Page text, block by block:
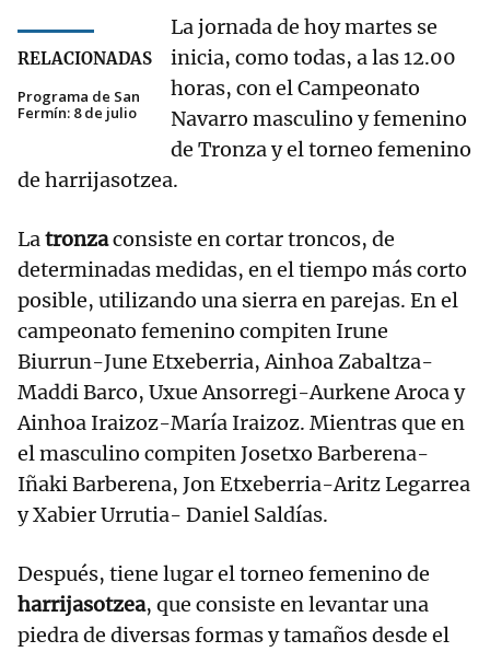
RELACIONADAS
Programa de San
Fermín: 8 de julio
La jornada de hoy martes se
inicia, como todas, a las 12.00
horas, con el Campeonato
Navarro masculino y femenino
de Tronza y el torneo femenino
de harrijasotzea.
Latronzaconsiste en cortar troncos, de
determinadas medidas, en el tiempo más corto
posible, utilizando una sierra en parejas. En el
campeonato femenino compiten Irune
Biurrun-June Etxeberria, Ainhoa Zabaltza-
Maddi Barco, Uxue Ansorregi-Aurkene Aroca y
Ainhoa Iraizoz-María Iraizoz. Mientras que en
el masculino compiten Josetxo Barberena-
Iñaki Barberena, Jon Etxeberria-Aritz Legarrea
y Xabier Urrutia- Daniel Saldías.
Después, tiene lugar el torneo femenino de
harrijasotzea, que consiste en levantar una
piedra de diversas formas y tamaños desde el